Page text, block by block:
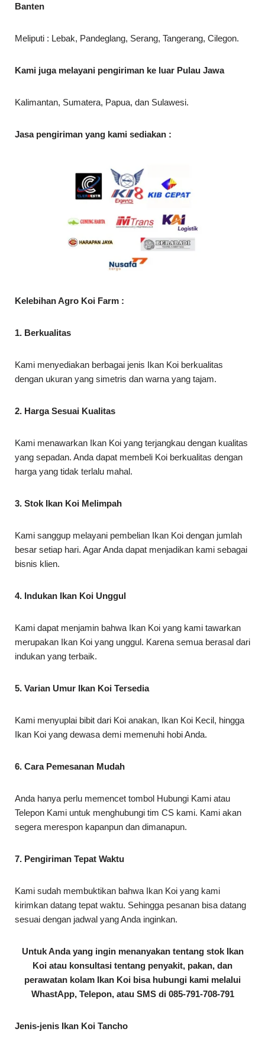
Banten
Meliputi : Lebak, Pandeglang, Serang, Tangerang, Cilegon.
Kami juga melayani pengiriman ke luar Pulau Jawa
Kalimantan, Sumatera, Papua, dan Sulawesi.
Jasa pengiriman yang kami sediakan :
Kelebihan Agro Koi Farm :
1. Berkualitas
Kami menyediakan berbagai jenis Ikan Koi berkualitas
dengan ukuran yang simetris dan warna yang tajam.
2. Harga Sesuai Kualitas
Kami menawarkan Ikan Koi yang terjangkau dengan kualitas
yang sepadan. Anda dapat membeli Koi berkualitas dengan
harga yang tidak terlalu mahal.
3. Stok Ikan Koi Melimpah
Kami sanggup melayani pembelian Ikan Koi dengan jumlah
besar setiap hari. Agar Anda dapat menjadikan kami sebagai
bisnis klien.
4. Indukan Ikan Koi Unggul
Kami dapat menjamin bahwa Ikan Koi yang kami tawarkan
merupakan Ikan Koi yang unggul. Karena semua berasal dari
indukan yang terbaik.
5. Varian Umur Ikan Koi Tersedia
Kami menyuplai bibit dari Koi anakan, Ikan Koi Kecil, hingga
Ikan Koi yang dewasa demi memenuhi hobi Anda.
6. Cara Pemesanan Mudah
Anda hanya perlu memencet tombol Hubungi Kami atau
Telepon Kami untuk menghubungi tim CS kami. Kami akan
segera merespon kapanpun dan dimanapun.
7. Pengiriman Tepat Waktu
Kami sudah membuktikan bahwa Ikan Koi yang kami
kirimkan datang tepat waktu. Sehingga pesanan bisa datang
sesuai dengan jadwal yang Anda inginkan.
Untuk Anda yang ingin menanyakan tentang stok Ikan
Koi atau konsultasi tentang penyakit, pakan, dan
perawatan kolam Ikan Koi bisa hubungi kami melalui
WhastApp, Telepon, atau SMS di 085-791-708-791
Jenis-jenis Ikan Koi Tancho